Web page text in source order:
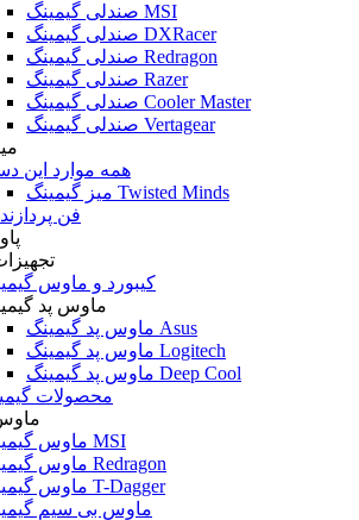
صندلی گیمینگ MSI
صندلی گیمینگ DXRacer
صندلی گیمینگ Redragon
صندلی گیمینگ Razer
صندلی گیمینگ Cooler Master
صندلی گیمینگ Vertagear
همه موارد این
میز گیمینگ Twisted Minds
فن
کیبورد و ماوس
ماوس پد
ماوس پد گیمینگ Asus
ماوس پد گیمینگ Logitech
ماوس پد گیمینگ Deep Cool
محصولات
ماوس گیمینگ MSI
ماوس گیمینگ Redragon
ماوس گیمینگ T-Dagger
ماوس بی سیم